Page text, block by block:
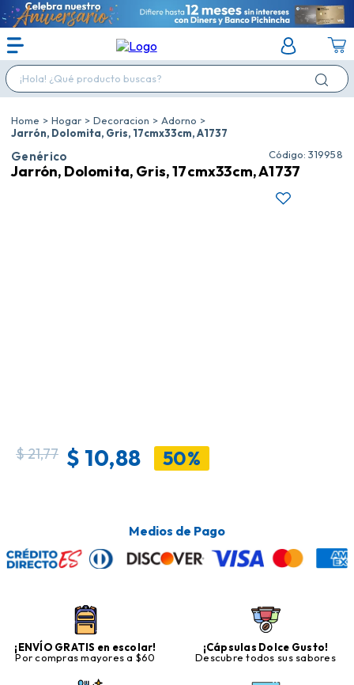
¡Hola! ¿Qué producto buscas?
Hogar Decoracion
Adorno
Jarrón, Dolomita, Gris, 17cmx33cm, A1737
Genérico : 319958
Jarrón, Dolomita, Gris, 17cmx33cm, A1737
$21,77 $ 10,88 50%
Medios de Pago
¡ENVÍO GRATIS en escolar!
Por compras mayores a $60
¡Cápsulas Dolce Gusto!
Descubre todos sus sabores